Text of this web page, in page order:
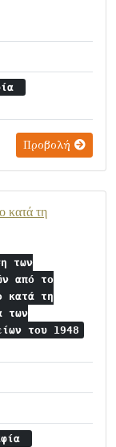
Προβολή
κατά τη
των
από το
κατά τη
των
του 1948